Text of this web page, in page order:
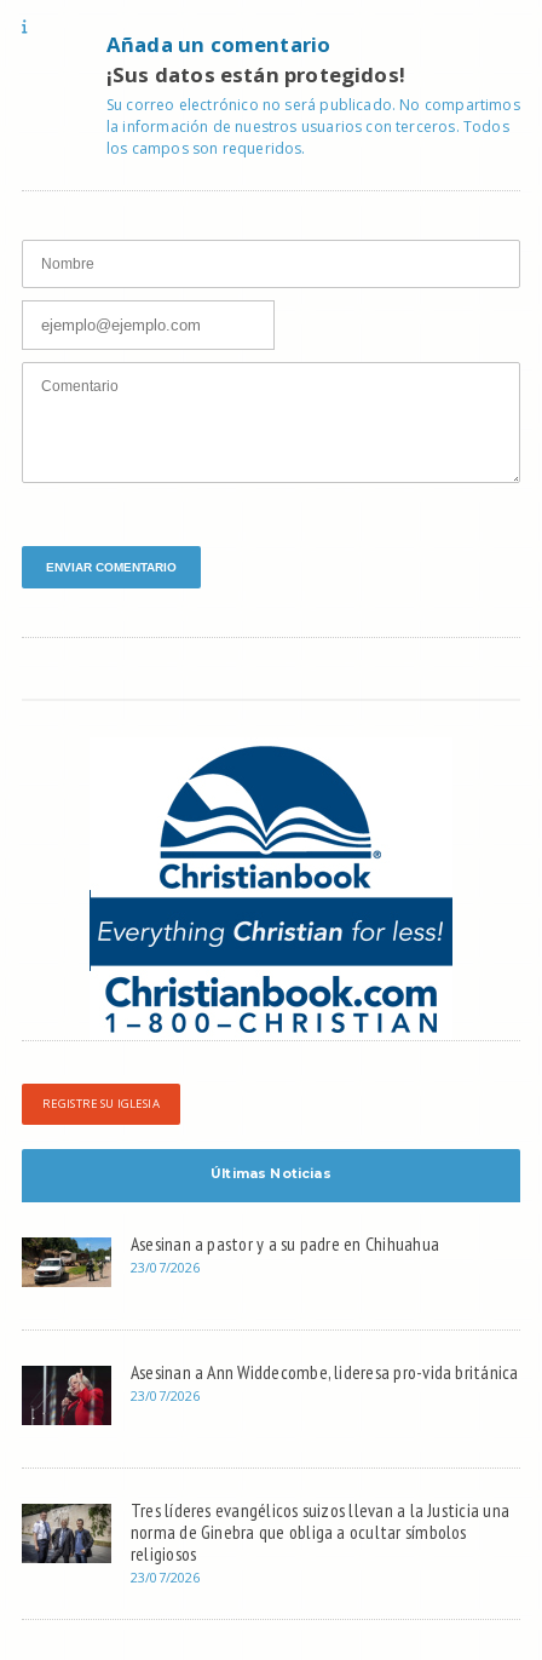
Añada un comentario
¡Sus datos están protegidos!
Su correo electrónico no será publicado. No compartimos
la información de nuestros usuarios con terceros. Todos
los campos son requeridos.
REGISTRE SU IGLESIA
Últimas Noticias
Asesinan a pastor y a su padre en Chihuahua
23/07/2026
Asesinan a Ann Widdecombe, lideresa pro-vida británica
23/07/2026
Tres líderes evangélicos suizos llevan a la Justicia una
norma de Ginebra que obliga a ocultar símbolos
religiosos
23/07/2026